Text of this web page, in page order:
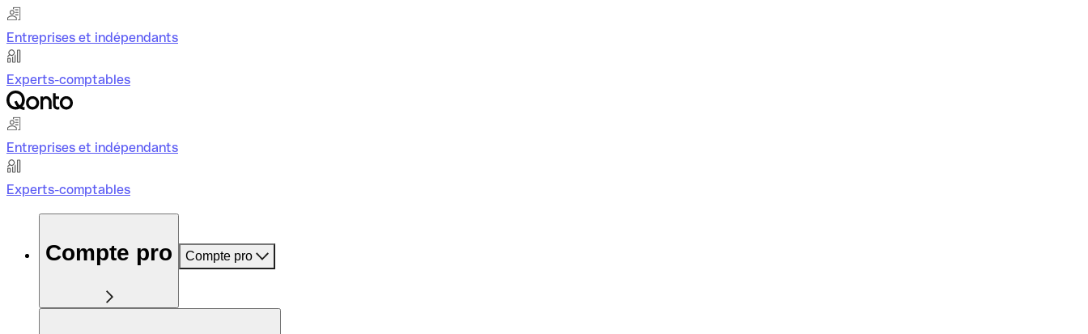
Entreprises et indépendants
Experts-comptables
Entreprises et indépendants
Experts-comptables
Compte pro Compte pro